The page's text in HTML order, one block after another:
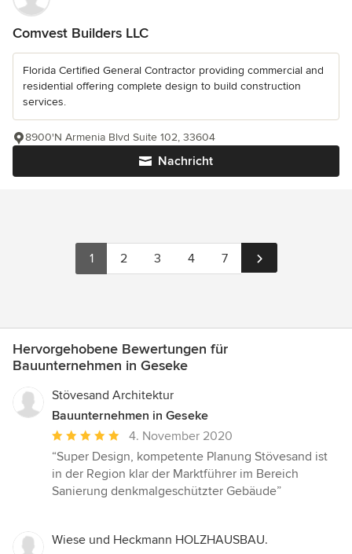
Comvest Builders LLC
Florida Certified General Contractor providing commercial and
residential offering complete design to build construction
services.
Nachricht
8900'N Armenia Blvd Suite 102, 33604
1 2 3 4 7
Hervorgehobene Bewertungen für
Bauunternehmen in Geseke
Stövesand Architektur
Bauunternehmen in Geseke
Durchschnittliche
Bewertung:
5
von
4. November 2020
“Super Design, kompetente Planung Stövesand ist
in der Region klar der Marktführer im Bereich
Sanierung denkmalgeschützter Gebäude”
Wiese und Heckmann HOLZHAUSBAU.